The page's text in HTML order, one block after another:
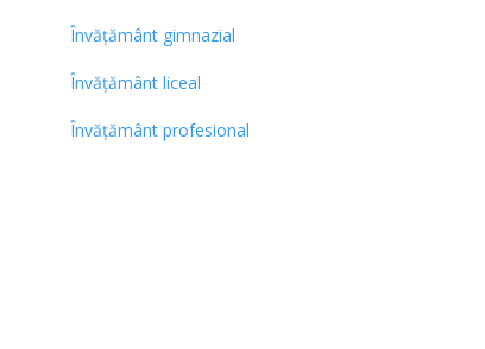
Învățământ gimnazial
Învățământ liceal
Învățământ profesional